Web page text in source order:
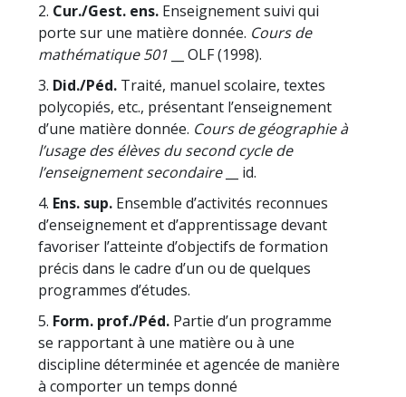
2. Cur./Gest. ens. Enseignement suivi qui
porte sur une matière donnée. Cours de
mathématique 501 __ OLF (1998).
3. Did./Péd. Traité, manuel scolaire, textes
polycopiés, etc., présentant l’enseignement
d’une matière donnée. Cours de géographie à
l’usage des élèves du second cycle de
l’enseignement secondaire__ id.
4. Ens. sup. Ensemble d’activités reconnues
d’enseignement et d’apprentissage devant
favoriser l’atteinte d’objectifs de formation
précis dans le cadre d’un ou de quelques
programmes d’études.
5. Form. prof./Péd. Partie d’un programme
se rapportant à une matière ou à une
discipline déterminée et agencée de manière
à comporter un temps donné